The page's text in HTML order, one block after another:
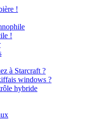
!
!
à Starcraft ?
windows ?
hybride